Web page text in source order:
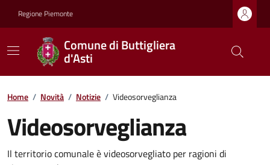
Regione Piemonte
Comune di Buttigliera
d'Asti
Home / Novità / Notizie / Videosorveglianza
Videosorveglianza
Il territorio comunale è videosorvegliato per ragioni di